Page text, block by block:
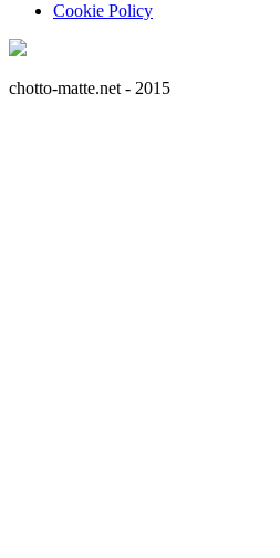
Cookie Policy
chotto-matte.net - 2015